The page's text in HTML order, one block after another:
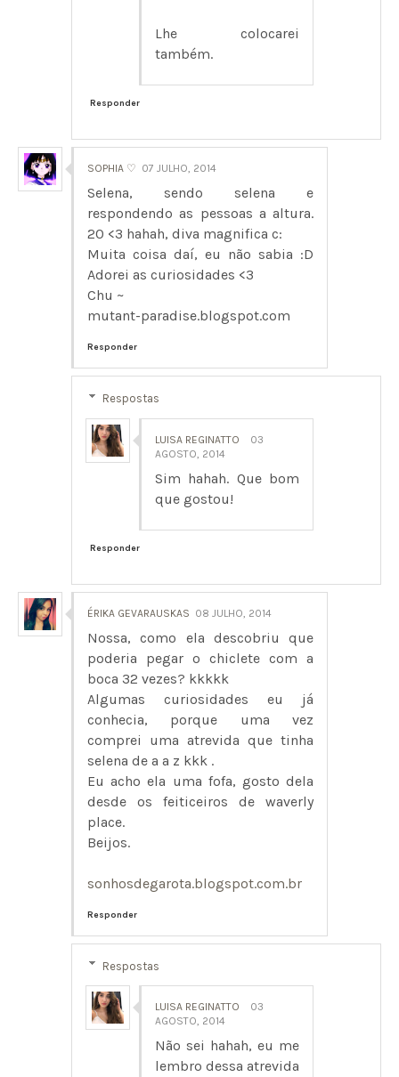
Lhe colocarei
também.
Responder
SOPHIA ♡ 07 JULHO, 2014
Selena, sendo selena e
respondendo as pessoas a altura.
20 <3 hahah, diva magnifica c:
Muita coisa daí, eu não sabia :D
Adorei as curiosidades <3
Chu ~
mutant-paradise.blogspot.com
Responder
Respostas
LUISA REGINATTO
03
AGOSTO, 2014
Sim hahah. Que bom
que gostou!
Responder
ÉRIKA GEVARAUSKAS 08 JULHO, 2014
Nossa, como ela descobriu que
poderia pegar o chiclete com a
boca 32 vezes? kkkkk
Algumas curiosidades eu já
conhecia, porque uma vez
comprei uma atrevida que tinha
selena de a a z kkk .
Eu acho ela uma fofa, gosto dela
desde os feiticeiros de waverly
place.
Beijos.
sonhosdegarota.blogspot.com.br
Responder
Respostas
LUISA REGINATTO
03
AGOSTO, 2014
Não sei hahah, eu me
lembro dessa atrevida